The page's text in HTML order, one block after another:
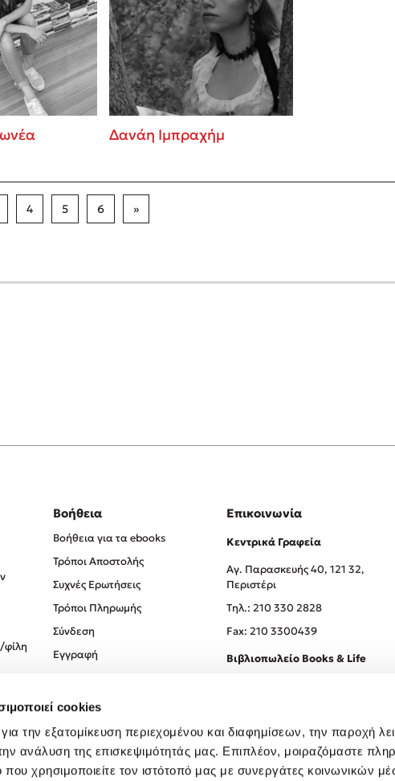
cookies
την εξατομίκευση περιεχομένου και διαφημίσεων, την παροχή
ανάλυση της επισκεψιμότητάς μας. Επιπλέον, μοιραζόμαστε
χρησιμοποιείτε τον ιστότοπό μας με συνεργάτες κοινωνικών
Δανάη Ιμπραχήμ
4 5 6 »
Βοήθεια
Βοήθεια για τα ebooks
Τρόποι Αποστολής
Συχνές Ερωτήσεις
Τρόποι Πληρωμής
Σύνδεση
Εγγραφή
Επικοινωνία
Κεντρικά Γραφεία
Αγ. Παρασκευής 40, 121 32,
Περιστέρι
Tηλ.: 210 330 2828
Fax: 210 3300439
Βιβλιοπωλείο Books & Life